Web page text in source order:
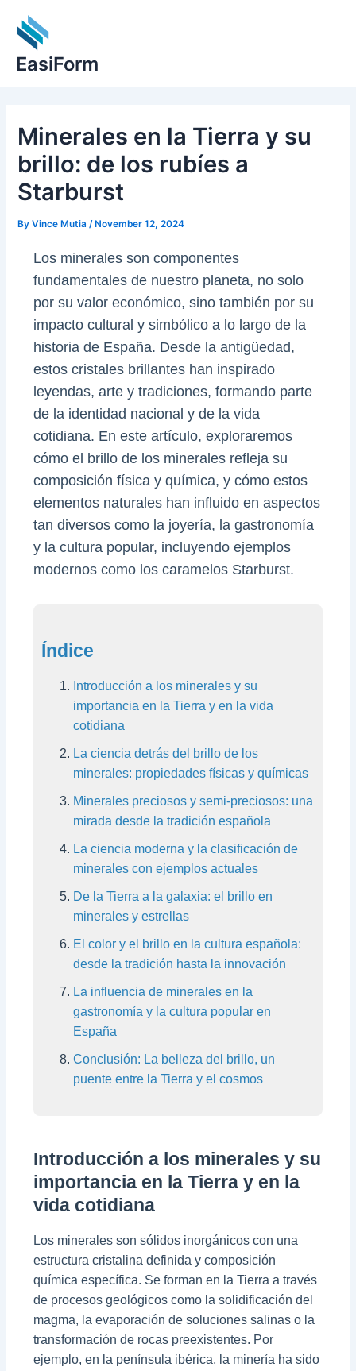
content
EasiForm
Minerales en la Tierra y su
brillo: de los rubíes a
Starburst
ByVince Mutia/ November 12, 2024
Los minerales son componentes
fundamentales de nuestro planeta, no solo
por su valor económico, sino también por su
impacto cultural y simbólico a lo largo de la
historia de España. Desde la antigüedad,
estos cristales brillantes han inspirado
leyendas, arte y tradiciones, formando parte
de la identidad nacional y de la vida
cotidiana. En este artículo, exploraremos
cómo el brillo de los minerales refleja su
composición física y química, y cómo estos
elementos naturales han influido en aspectos
tan diversos como la joyería, la gastronomía
y la cultura popular, incluyendo ejemplos
modernos como los caramelos Starburst.
Índice
Introducción a los minerales y su
importancia en la Tierra y en la vida
cotidiana
La ciencia detrás del brillo de los
minerales: propiedades físicas y químicas
Minerales preciosos y semi-preciosos: una
mirada desde la tradición española
La ciencia moderna y la clasificación de
minerales con ejemplos actuales
De la Tierra a la galaxia: el brillo en
minerales y estrellas
El color y el brillo en la cultura española:
desde la tradición hasta la innovación
La influencia de minerales en la
gastronomía y la cultura popular en
España
Conclusión: La belleza del brillo, un
puente entre la Tierra y el cosmos
Introducción a los minerales y su
importancia en la Tierra y en la
vida cotidiana
Los minerales son sólidos inorgánicos con una
estructura cristalina definida y composición
química específica. Se forman en la Tierra a través
de procesos geológicos como la solidificación del
magma, la evaporación de soluciones salinas o la
transformación de rocas preexistentes. Por
ejemplo, en la península ibérica, la minería ha sido